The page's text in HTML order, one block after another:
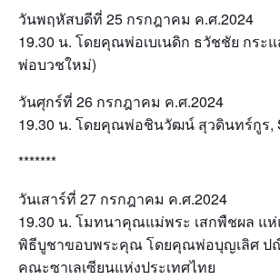
วันพฤหัสบดีที่ 25 กรกฎาคม ค.ศ.2024
19.30 น. โดยคุณพ่อเบเนดิก ธวัชชัย กระ
พ่อบวชใหม่)
วันศุกร์ที่ 26 กรกฎาคม ค.ศ.2024
19.30 น. โดยคุณพ่อชินวัฒน์ สุวดินทร์กูร,
*******
วันเสาร์ที่ 27 กรกฎาคม ค.ศ.2024
19.30 น. โมทนาคุณแม่พระ เสกพืชผล แ
พิธีบูชาขอบพระคุณ โดยคุณพ่อบุญเลิศ ปณี
คณะซาเลเซียนแห่งประเทศไทย